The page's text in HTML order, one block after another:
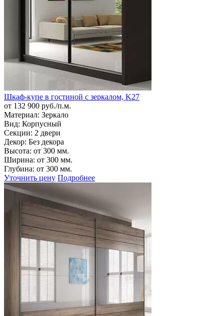
Шкаф-купе в гостиной с зеркалом, K27
от 132 900 руб./п.м.
Материал: Зеркало
Вид: Корпусный
Секции: 2 двери
Декор: Без декора
Высота: от 300 мм.
Ширина: от 300 мм.
Глубина: от 300 мм.
Уточнить цену Подробнее